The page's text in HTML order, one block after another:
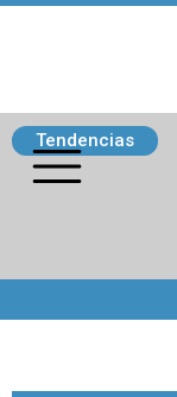
Tendencias